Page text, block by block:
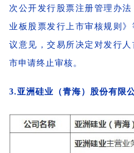
次公开发行股票注册管理办
业板股票发行上市审核规则
议意见，交易所决定对发行
市申请终止审核。
3.亚洲硅业（青海）股份有限